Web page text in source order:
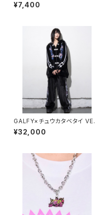
¥7,400
GALFY×チュウカタベタイ
OR SETUP
¥32,000